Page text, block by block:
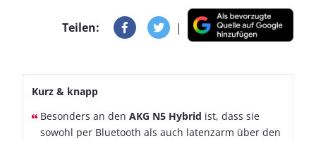
Teilen: |
Kurz & knapp
Besonders an den AKG N5 Hybrid ist, dass sie
sowohl per Bluetooth als auch latenzarm über den